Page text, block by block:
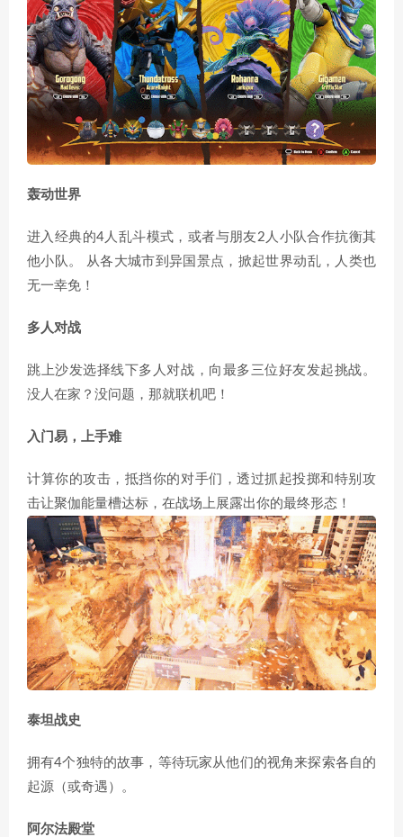
轰动世界
进入经典的4人乱斗模式，或者与朋友2人小队合作抗衡其
他小队。 从各大城市到异国景点，掀起世界动乱，人类也
无一幸免！
多人对战
跳上沙发选择线下多人对战，向最多三位好友发起挑战。
没人在家？没问题，那就联机吧！
入门易，上手难
计算你的攻击，抵挡你的对手们，透过抓起投掷和特别攻
击让聚伽能量槽达标，在战场上展露出你的最终形态！
泰坦战史
拥有4个独特的故事，等待玩家从他们的视角来探索各自的
起源（或奇遇）。
阿尔法殿堂